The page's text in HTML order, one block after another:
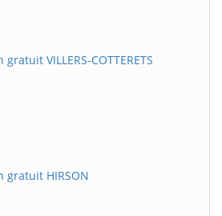
VILLERS-COTTERETS
HIRSON